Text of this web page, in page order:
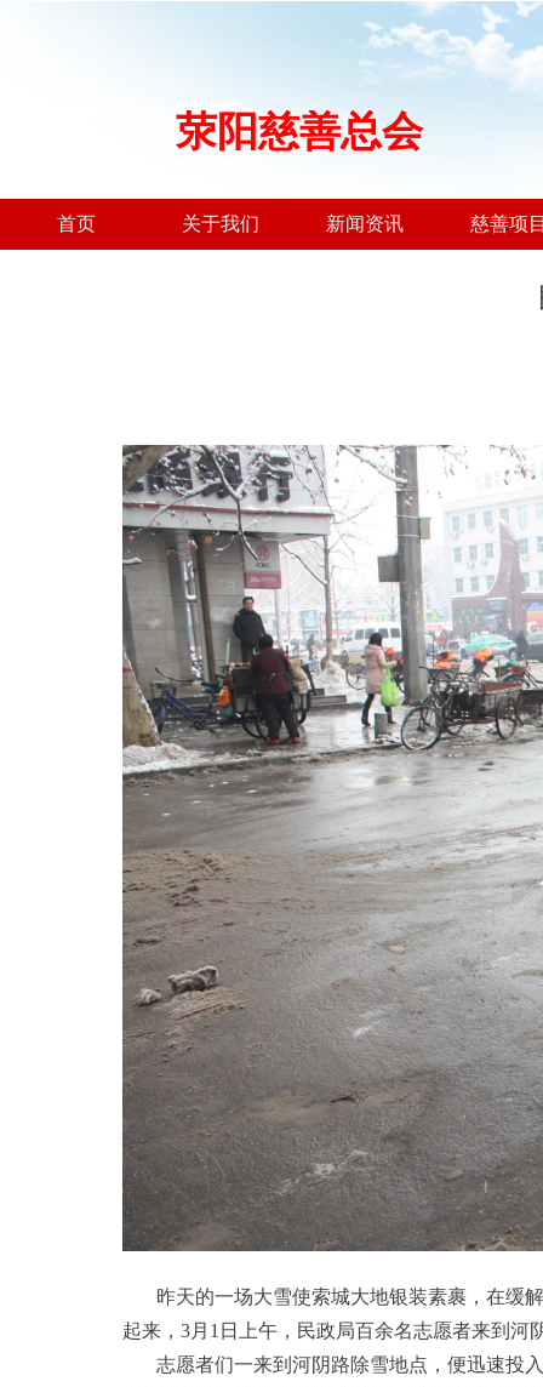
荥阳慈善总会
首页 关于我们 新闻资讯 慈善项
昨天的一场大雪使索城大地银装素裹，在缓
起来，3月1日上午，民政局百余名志愿者来到河
志愿者们一来到河阴路除雪地点，便迅速投